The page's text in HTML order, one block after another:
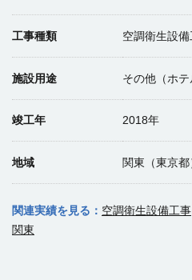
工事種類 空調衛生設
施設用途 その他（ホテ
竣工年 2018年
地域 関東（東京都
関連実績を見る： 空調衛生設備工事
関東